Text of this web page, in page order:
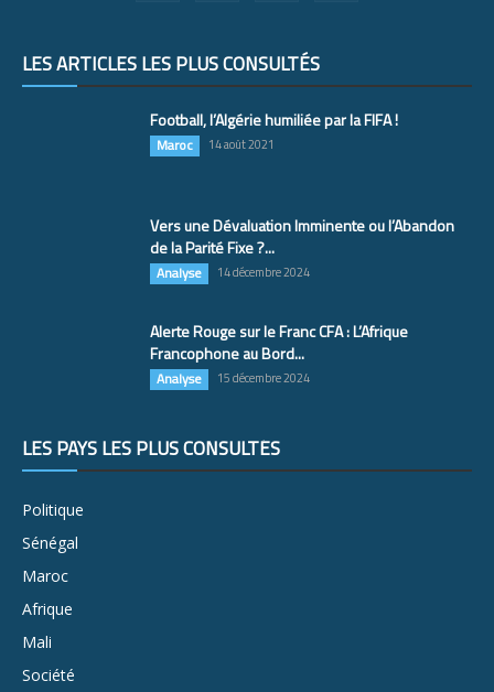
LES ARTICLES LES PLUS CONSULTÉS
Football, l’Algérie humiliée par la FIFA !
Maroc 14 août 2021
Vers une Dévaluation Imminente ou l’Abandon
de la Parité Fixe ?...
Analyse 14 décembre 2024
Alerte Rouge sur le Franc CFA : L’Afrique
Francophone au Bord...
Analyse 15 décembre 2024
LES PAYS LES PLUS CONSULTÉS
Politique
Sénégal
Maroc
Afrique
Mali
Société